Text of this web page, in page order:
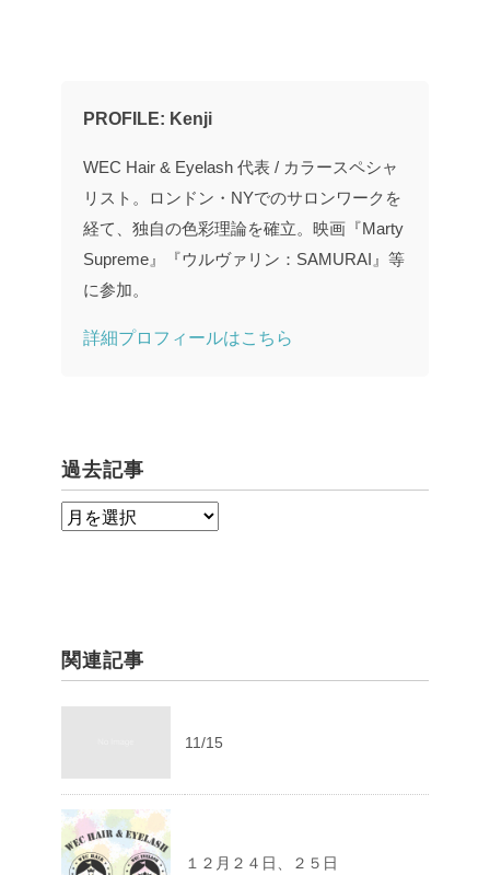
PROFILE: Kenji
WEC Hair & Eyelash 代表 / カラースペシャ
リスト。ロンドン・NYでのサロンワークを
経て、独自の色彩理論を確立。映画『Marty
Supreme』『ウルヴァリン：SAMURAI』等
に参加。
詳細プロフィールはこちら
過去記事
過
関連記事
11/15
１２月２４日、２５日